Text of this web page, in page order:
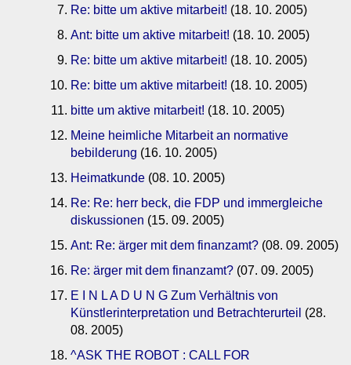
Re: bitte um aktive mitarbeit! (18. 10. 2005)
Ant: bitte um aktive mitarbeit! (18. 10. 2005)
Re: bitte um aktive mitarbeit! (18. 10. 2005)
Re: bitte um aktive mitarbeit! (18. 10. 2005)
bitte um aktive mitarbeit! (18. 10. 2005)
Meine heimliche Mitarbeit an normative
bebilderung (16. 10. 2005)
Heimatkunde (08. 10. 2005)
Re: Re: herr beck, die FDP und immergleiche
diskussionen (15. 09. 2005)
Ant: Re: ärger mit dem finanzamt? (08. 09. 2005)
Re: ärger mit dem finanzamt? (07. 09. 2005)
E I N L A D U N G Zum Verhältnis von
Künstlerinterpretation und Betrachterurteil (28.
08. 2005)
^ASK THE ROBOT : CALL FOR